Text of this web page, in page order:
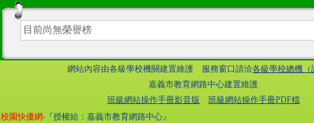
目前尚無榮譽榜
網站內容由各級學校機關建置維護 服務窗口請洽各級學校總機（
嘉義市教育網路中心建置維護
班級網站操作手冊影音版
班級網站操作手冊PDF檔
校園快優網‧『授權給：嘉義市教育網路中心』